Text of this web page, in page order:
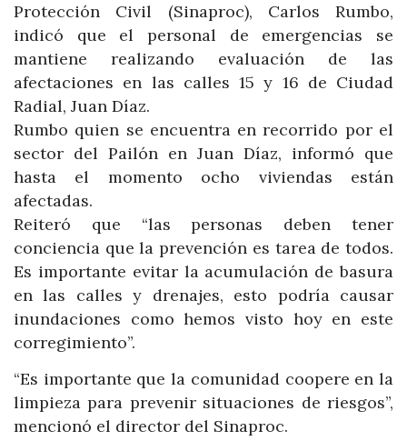
Protección Civil (Sinaproc), Carlos Rumbo,
indicó que el personal de emergencias se
mantiene realizando evaluación de las
afectaciones en las calles 15 y 16 de Ciudad
Radial, Juan Díaz.
Rumbo quien se encuentra en recorrido por el
sector del Pailón en Juan Díaz, informó que
hasta el momento ocho viviendas están
afectadas.
Reiteró que “las personas deben tener
conciencia que la prevención es tarea de todos.
Es importante evitar la acumulación de basura
en las calles y drenajes, esto podría causar
inundaciones como hemos visto hoy en este
corregimiento”.
“Es importante que la comunidad coopere en la
limpieza para prevenir situaciones de riesgos”,
mencionó el director del Sinaproc.